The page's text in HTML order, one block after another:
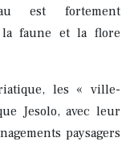
est fortement
la faune et la flore
les « ville-
Jesolo, avec leur
paysagers